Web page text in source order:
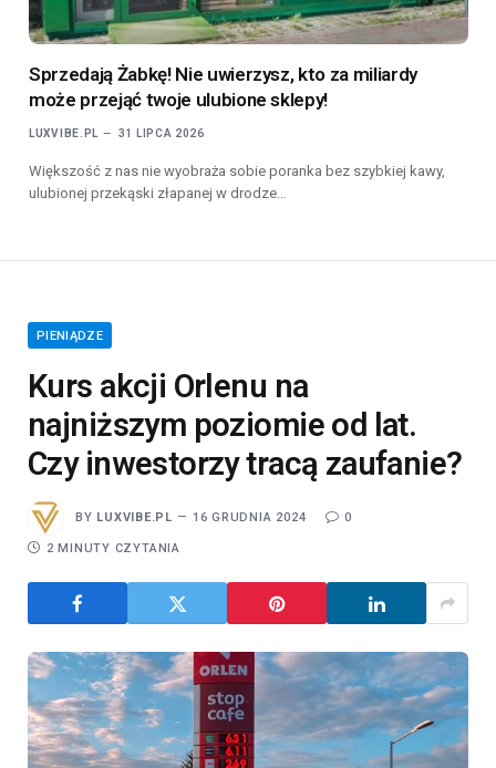
Sprzedają Żabkę! Nie uwierzysz, kto za miliardy
może przejąć twoje ulubione sklepy!
LUXVIBE.PL 31 LIPCA 2026
Większość z nas nie wyobraża sobie poranka bez szybkiej kawy,
ulubionej przekąski złapanej w drodze…
PIENIĄDZE
Kurs akcji Orlenu na
najniższym poziomie od lat.
Czy inwestorzy tracą zaufanie?
BY LUXVIBE.PL 16 GRUDNIA 2024 0
2 MINUTY CZYTANIA